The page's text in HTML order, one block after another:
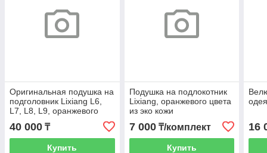
Оригинальная подушка на
подголовник Lixiang L6,
L7, L8, L9, оранжевого
цвета, LAA-550100211W03
40 000 ₸
Купить
Подушка на подлокотник
Lixiang, оранжевого цвета
из эко кожи
7 000₸/комплект
Купить
16